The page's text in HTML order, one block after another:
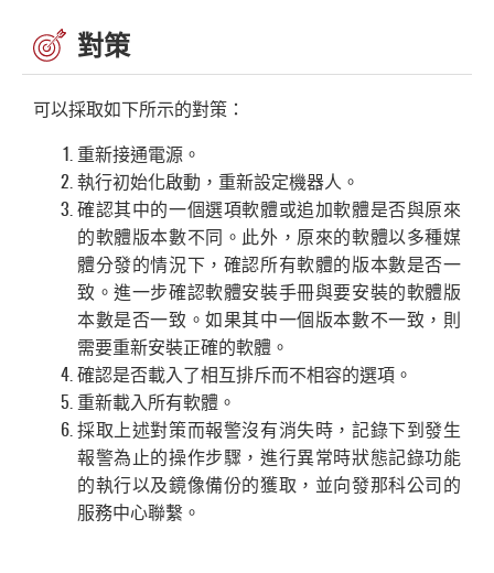
對策
可以採取如下所示的對策：
重新接通電源。
執行初始化啟動，重新設定機器人。
確認其中的一個選項軟體或追加軟體是否與原來
的軟體版本數不同。此外，原來的軟體以多種媒
體分發的情況下，確認所有軟體的版本數是否一
致。進一步確認軟體安裝手冊與要安裝的軟體版
本數是否一致。如果其中一個版本數不一致，則
需要重新安裝正確的軟體。
確認是否載入了相互排斥而不相容的選項。
重新載入所有軟體。
採取上述對策而報警沒有消失時，記錄下到發生
報警為止的操作步驟，進行異常時狀態記錄功能
的執行以及鏡像備份的獲取，並向發那科公司的
服務中心聯繫。